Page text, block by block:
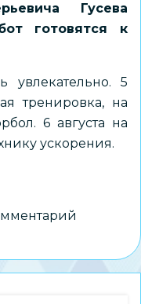
Гусева
готовятся к
увлекательно. 5
тренировка, на
6 августа на
ускорения.